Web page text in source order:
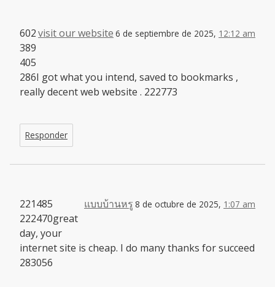
visit our website 6 de septiembre de 2025, 12:12 am
602
389
405
286I got what you intend, saved to bookmarks ,
really decent web website . 222773
Responder
แบบบ้านหรู 8 de octubre de 2025, 1:07 am
221485
222470great
day, your
internet site is cheap. I do many thanks for succeed
283056